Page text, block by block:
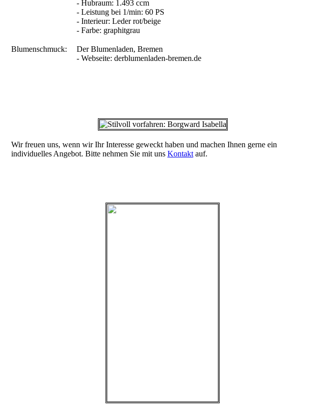
- Hubraum: 1.493 ccm
- Leistung bei 1/min: 60 PS
- Interieur: Leder rot/beige
- Farbe: graphitgrau
Blumenschmuck:
Der Blumenladen, Bremen
- Webseite: derblumenladen-bremen.de
Wir freuen uns, wenn wir Ihr Interesse geweckt haben und machen Ihnen gerne ein
individuelles Angebot. Bitte nehmen Sie mit uns Kontaktauf.